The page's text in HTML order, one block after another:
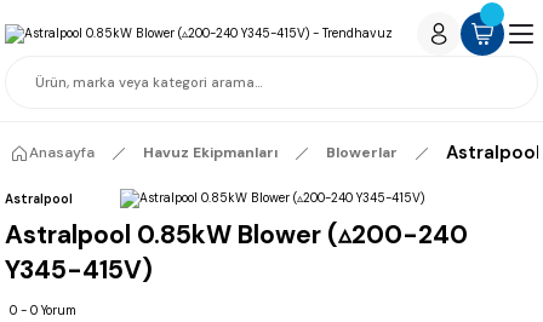
Anasayfa Havuz Ekipmanları Blowerlar
Astralpool
Astralpool 0.85kW Blower (▵200-240
Y345-415V)
0 - 0 Yorum